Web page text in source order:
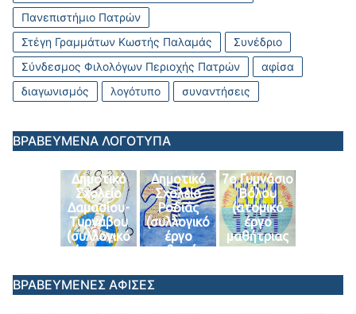
Πανεπιστήμιο Πατρών
Στέγη Γραμμάτων Κωστής Παλαμάς
Συνέδριο
Σύνδεσμος Φιλολόγων Περιοχής Πατρών
αφίσα
διαγωνισμός
λογότυπο συναντήσεις
ΒΡΑΒΕΥΜΕΝΑ ΛΟΓΟΤΥΠΑ
Δημοτικό
Σχολείο
Δαμασίου-
Τυρνάβου
(συλλογικό
έργο της
Δημοτικό
Σχολείο
Ροδιάς
(συλλογικό
έργο
μαθητών
Δ’-ΣΤ’)
7ο Γυμνάσιο
Βόλου
(ατομικό
έργο
μαθήτριας
του
Γ3)
ΒΡΑΒΕΥΜΕΝΕΣ ΑΦΙΣΕΣ